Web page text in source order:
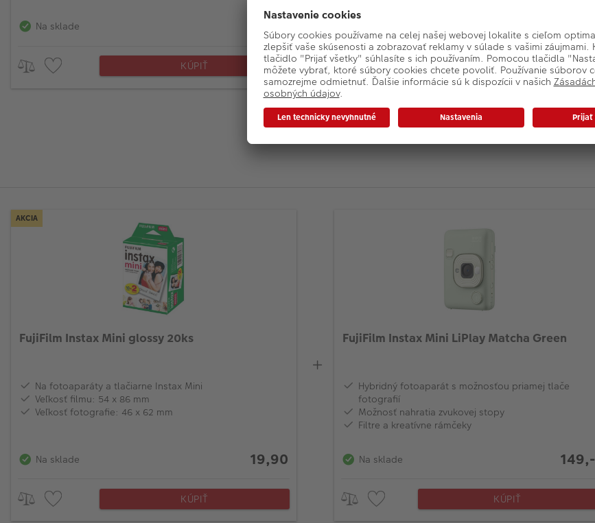
Na sklade
KÚPIŤ KÚPIŤ
AKCIA
FujiFilm Instax Mini glossy 20ks
Na fotoaparáty a tlačiarne Instax Mini
Veľkosť filmu: 54 x 86 mm
Veľkosť fotografie: 46 x 62 mm
Na sklade 19,90
KÚPIŤ
FujiFilm Instax Mini LiPlay Matcha Green
Hybridný fotoaparát s možnosťou priamej tlače
fotografií
Možnosť nahratia zvukovej stopy
Filtre a kreatívne rámčeky
Na sklade 149,-
KÚPIŤ